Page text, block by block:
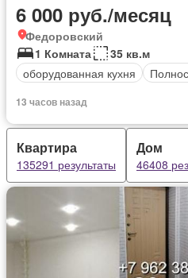
6 000 руб./месяц
Федоровский
1 Комната
35 кв.м
оборудованная кухня
13 часов назад
Квартира
135291 результаты
Дом
46408